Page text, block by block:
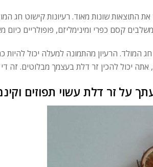
התוצאות שונות מאוד. רעיונות קישוט חג
המולד. הרעיון מהתמונה למעלה יכול להיות